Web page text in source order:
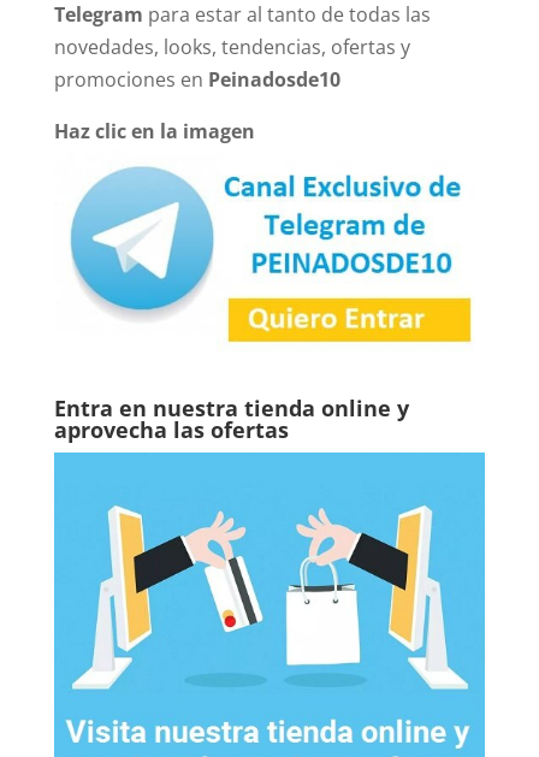
Telegram para estar al tanto de todas las
novedades, looks, tendencias, ofertas y
promociones en Peinadosde10
Haz clic en la imagen
Entra en nuestra tienda online y
aprovecha las ofertas